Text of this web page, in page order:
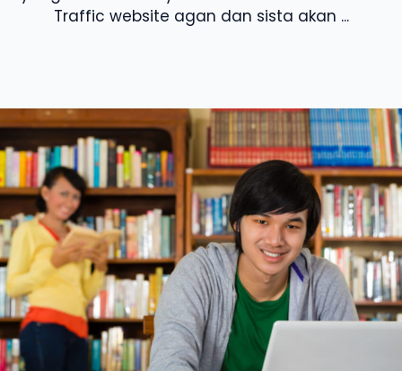
Traffic website agan dan sista akan ...